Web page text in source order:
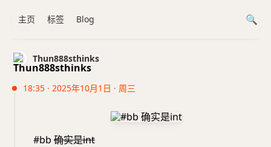
Thun888sthinks
18:35 · 2025年10月1日 · 周三
#bb 确实是int
主页 标签 Blog